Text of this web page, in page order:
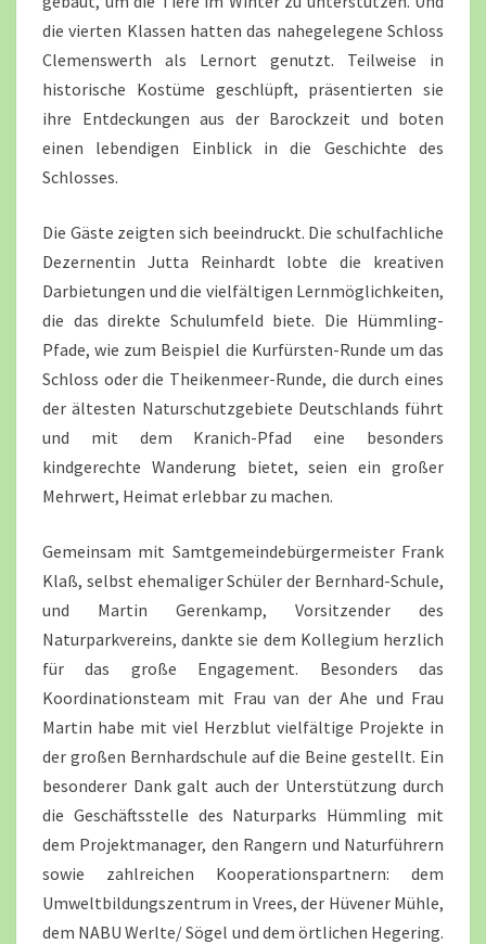
die vierten Klassen hatten das nahegelegene Schloss
Clemenswerth als Lernort genutzt. Teilweise in
historische Kostüme geschlüpft, präsentierten sie
ihre Entdeckungen aus der Barockzeit und boten
einen lebendigen Einblick in die Geschichte des
Schlosses.
Die Gäste zeigten sich beeindruckt. Die schulfachliche
Dezernentin Jutta Reinhardt lobte die kreativen
Darbietungen und die vielfältigen Lernmöglichkeiten,
die das direkte Schulumfeld biete. Die Hümmling-
Pfade, wie zum Beispiel die Kurfürsten-Runde um das
Schloss oder die Theikenmeer-Runde, die durch eines
der ältesten Naturschutzgebiete Deutschlands führt
und mit dem Kranich-Pfad eine besonders
kindgerechte Wanderung bietet, seien ein großer
Mehrwert, Heimat erlebbar zu machen.
Gemeinsam mit Samtgemeindebürgermeister Frank
Klaß, selbst ehemaliger Schüler der Bernhard-Schule,
und Martin Gerenkamp, Vorsitzender des
Naturparkvereins, dankte sie dem Kollegium herzlich
für das große Engagement. Besonders das
Koordinationsteam mit Frau van der Ahe und Frau
Martin habe mit viel Herzblut vielfältige Projekte in
der großen Bernhardschule auf die Beine gestellt. Ein
besonderer Dank galt auch der Unterstützung durch
die Geschäftsstelle des Naturparks Hümmling mit
dem Projektmanager, den Rangern und Naturführern
sowie zahlreichen Kooperationspartnern: dem
Umweltbildungszentrum in Vrees, der Hüvener Mühle,
dem NABU Werlte/ Sögel und dem örtlichen Hegering.